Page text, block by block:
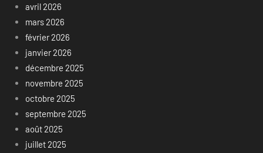
avril 2026
mars 2026
février 2026
janvier 2026
décembre 2025
novembre 2025
octobre 2025
septembre 2025
août 2025
juillet 2025